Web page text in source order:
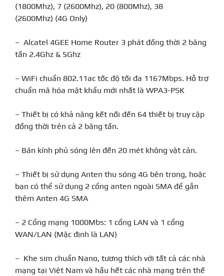
(1800Mhz), 7 (2600Mhz), 20 (800Mhz), 38
(2600Mhz) (4G Only)
– Alcatel 4GEE Home Router 3 phát đồng thời 2 băng
tần 2.4Ghz & 5Ghz
– WiFi chuẩn 802.11ac tốc độ tối đa 1167Mbps. Hỗ trợ
chuẩn mã hóa mật khẩu mới nhất là WPA3-PSK
– Thiết bị có khả năng kết nối đến 64 thiết bị truy cập
đồng thời trên cả 2 băng tần.
– Bán kính phủ sóng lên đến 20 mét không vật cản.
– Thiết bị sử dụng Anten thu sóng 4G bên trong, hoặc
bạn có thể sử dụng 2 cổng anten ngoài SMA để gắn
thêm Anten 4G SMA
– 2 Cổng mạng 1000Mbs: 1 cổng LAN và 1 cổng
WAN/LAN (Mặc định là LAN)
– Khe sim chuẩn Nano, tương thích với tất cả các nhà
mạng tại Việt Nam và hầu hết các nhà mạng trên thế